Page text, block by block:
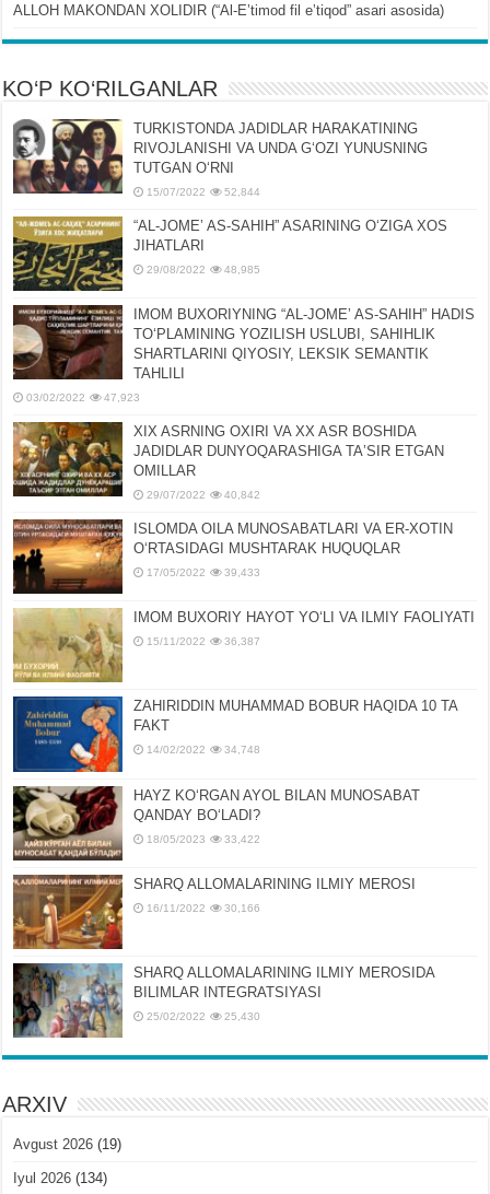
ALLOH MAKONDAN XOLIDIR (“Al-Eʼtimod fil eʼtiqod” asari asosida)
KO‘P KO‘RILGANLAR
TURKISTONDA JADIDLAR HARAKATINING
RIVOJLANISHI VA UNDA GʻOZI YUNUSNING
TUTGAN OʻRNI
15/07/2022 52,844
“AL-JOMEʼ AS-SAHIH” ASARINING OʻZIGA XOS
JIHATLARI
29/08/2022 48,985
IMOM BUXORIYNING “AL-JOMEʼ AS-SAHIH” HADIS
TOʻPLAMINING YOZILISH USLUBI, SAHIHLIK
SHARTLARINI QIYOSIY, LЕKSIK SЕMANTIK
TAHLILI
03/02/2022 47,923
XIX ASRNING OXIRI VA XX ASR BOSHIDA
JADIDLAR DUNYOQARASHIGA TAʼSIR ETGAN
OMILLAR
29/07/2022 40,842
ISLOMDA OILA MUNOSABATLARI VA ER-XOTIN
OʻRTASIDAGI MUSHTARAK HUQUQLAR
17/05/2022 39,433
IMOM BUXORIY HAYOT YOʻLI VA ILMIY FAOLIYATI
15/11/2022 36,387
ZAHIRIDDIN MUHAMMAD BOBUR HAQIDA 10 TA
FAKT
14/02/2022 34,748
HAYZ KOʻRGAN AYOL BILAN MUNOSABAT
QANDAY BOʻLADI?
18/05/2023 33,422
SHARQ ALLOMALARINING ILMIY MEROSI
16/11/2022 30,166
SHARQ ALLOMALARINING ILMIY MЕROSIDA
BILIMLAR INTЕGRATSIYASI
25/02/2022 25,430
ARXIV
Avgust 2026 (19)
Iyul 2026 (134)